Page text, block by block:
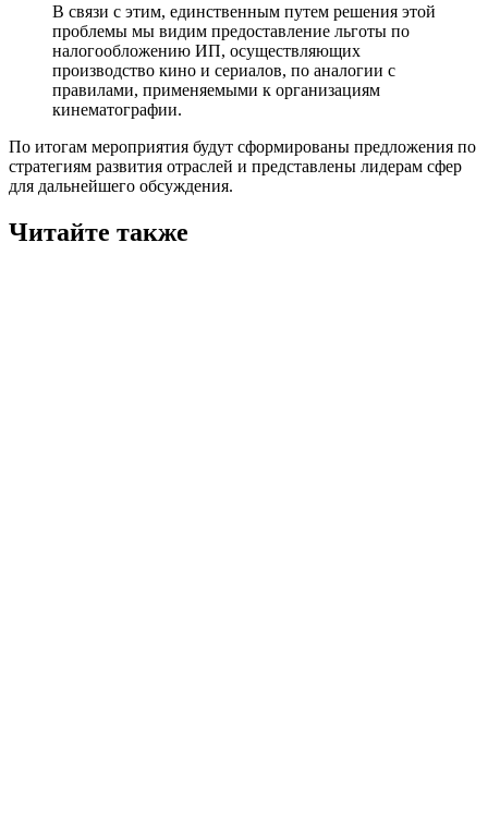
В связи с этим, единственным путем решения этой
проблемы мы видим предоставление льготы по
налогообложению ИП, осуществляющих
производство кино и сериалов, по аналогии с
правилами, применяемыми к организациям
кинематографии.
По итогам мероприятия будут сформированы предложения по
стратегиям развития отраслей и представлены лидерам сфер
для дальнейшего обсуждения.
Читайте также